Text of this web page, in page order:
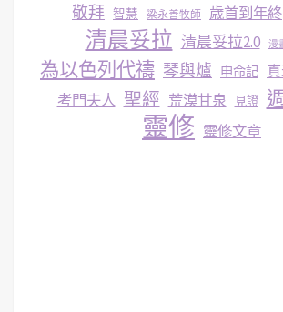
敬拜 智慧 梁永善牧師 歳首到年終
清晨妥拉 清晨妥拉2.0 漫
為以色列代禱 琴與爐 申命記
考門夫人 聖經 荒漠甘泉 見證
靈修 靈修文章